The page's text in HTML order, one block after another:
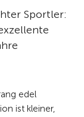
Sportler:
edel
ist kleiner,